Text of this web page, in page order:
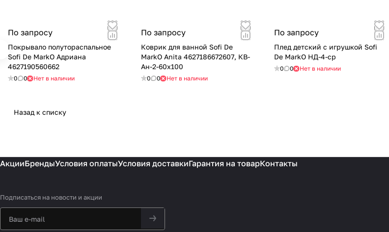
По запросу
Покрывало полутораспальное
Sofi De MarkO Адриана
4627190560662
0 0 Нет в наличии
По запросу
Коврик для ванной Sofi De
MarkO Anita 4627186672607, КВ-
Ан-2-60х100
0 0 Нет в наличии
По запросу
Плед детский с игрушкой Sofi
De MarkO НД-4-ср
0 0 Нет в наличии
Назад к списку
АкцииБрендыУсловия оплатыУсловия доставкиГарантия на товарКонтакты
Подписаться на новости и акции